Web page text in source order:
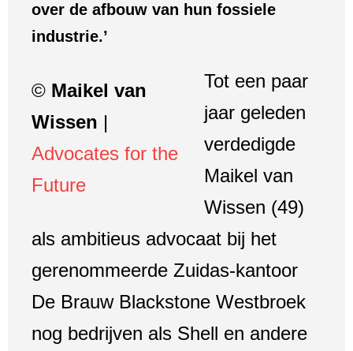
over de afbouw van hun fossiele
industrie.’
© Maikel van
Wissen |
Advocates for the
Future
Tot een paar
jaar geleden
verdedigde
Maikel van
Wissen (49)
als ambitieus advocaat bij het
gerenommeerde Zuidas-kantoor
De Brauw Blackstone Westbroek
nog bedrijven als Shell en andere